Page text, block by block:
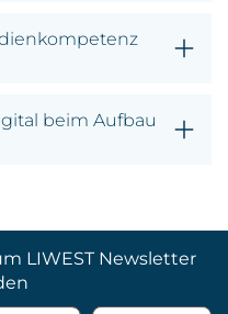
beim Aufbau
LIWEST Newsletter